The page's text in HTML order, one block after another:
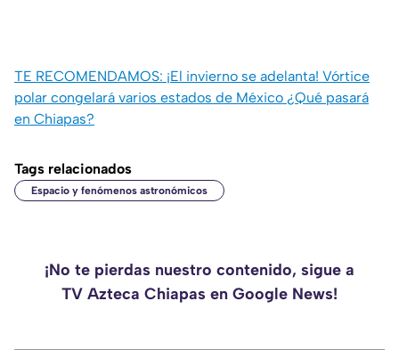
TE RECOMENDAMOS: ¡El invierno se adelanta! Vórtice
polar congelará varios estados de México ¿Qué pasará
en Chiapas?
Tags relacionados
Espacio y fenómenos astronómicos
¡No te pierdas nuestro contenido, sigue a
TV Azteca Chiapas en Google News!